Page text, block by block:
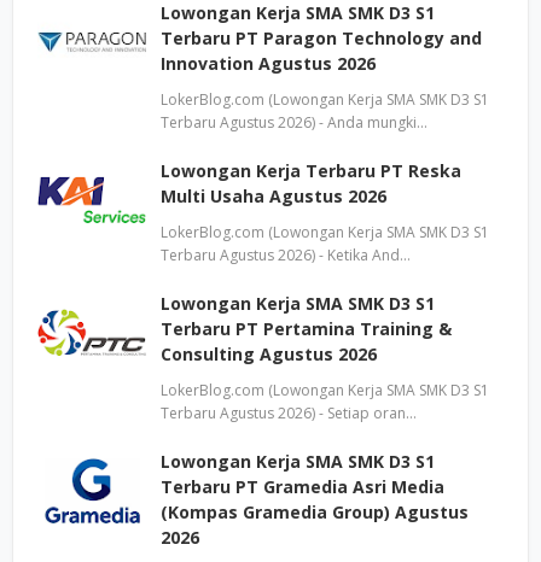
Lowongan Kerja SMA SMK D3 S1
Terbaru PT Paragon Technology and
Innovation Agustus 2026
LokerBlog.com (Lowongan Kerja SMA SMK D3 S1
Terbaru Agustus 2026) - Anda mungki…
Lowongan Kerja Terbaru PT Reska
Multi Usaha Agustus 2026
LokerBlog.com (Lowongan Kerja SMA SMK D3 S1
Terbaru Agustus 2026) - Ketika And…
Lowongan Kerja SMA SMK D3 S1
Terbaru PT Pertamina Training &
Consulting Agustus 2026
LokerBlog.com (Lowongan Kerja SMA SMK D3 S1
Terbaru Agustus 2026) - Setiap oran…
Lowongan Kerja SMA SMK D3 S1
Terbaru PT Gramedia Asri Media
(Kompas Gramedia Group) Agustus
2026